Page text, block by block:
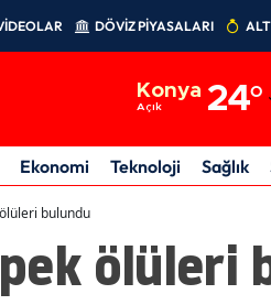
DÖVİZ PİYASALARI
Konya
Açık 24°
Adıyaman
Afyonkarahisar
Amasya
Ankara
Ekonomi Teknoloji Sağlık
bulundu
ölüleri